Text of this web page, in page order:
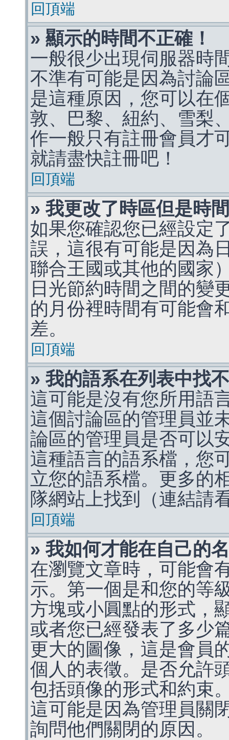
回頂端
» 顯示的時間不正確！
一般很少出現伺服器時
不準有可能是因為討論
是這種原因，您可以在
敦、巴黎、紐約、雪梨
作一般只有註冊會員才
就請盡快註冊吧！
回頂端
» 我更改了時區但是時
如果您確認您已經設定
誤，這很有可能是因為
聯合王國或其他的國家
日光節約時間之間的變
的月份裡時間有可能會
差。
回頂端
» 我的語系在列表中找
這可能是沒有您所用語
這個討論區的管理員並
論區的管理員是否可以
這種語言的語系檔，您
立您的語系檔。更多的
隊網站上找到（連結請
回頂端
» 我如何才能在自己的
在瀏覽文章時，可能會
示。第一個是和您的等
方塊或小圓點的形式，
或者您已經發表了多少
更大的圖像，這是會員
個人的表徵。是否允許
包括頭像的形式和約束
這可能是因為管理員關
詢問他們關閉的原因。